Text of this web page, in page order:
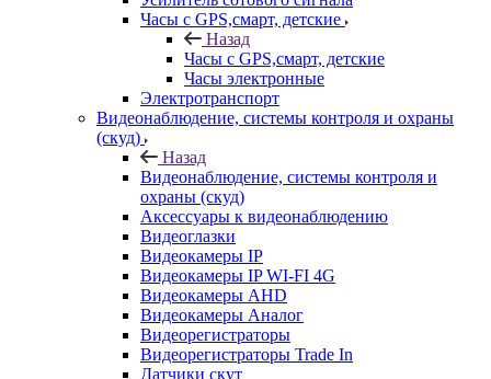
Часы с GPS,смарт, детские
Назад
Часы с GPS,смарт, детские
Часы электронные
Электротранспорт
Видеонаблюдение, системы контроля и охраны
(скуд)
Назад
Видеонаблюдение, системы контроля и
охраны (скуд)
Аксессуары к видеонаблюдению
Видеоглазки
Видеокамеры IP
Видеокамеры IP WI-FI 4G
Видеокамеры AHD
Видеокамеры Аналог
Видеорегистраторы
Видеорегистраторы Trade In
Датчики скут